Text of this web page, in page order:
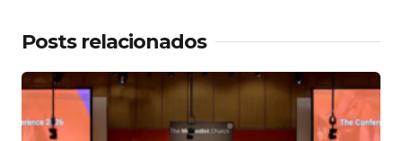
Posts relacionados